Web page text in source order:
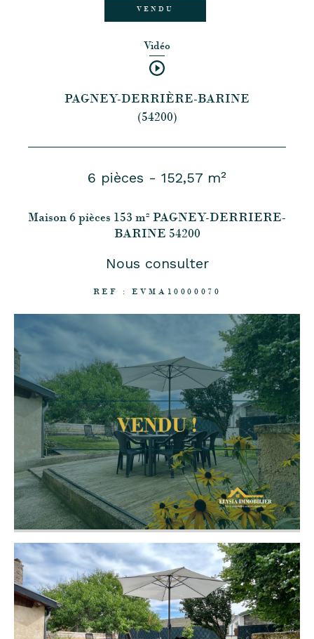
VENDU
Vidéo
PAGNEY-DERRIÈRE-BARINE
(54200)
6 pièces - 152,57 m²
Maison 6 pièces 153 m² PAGNEY-DERRIERE-
BARINE 54200
Nous consulter
REF : EVMA10000070